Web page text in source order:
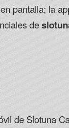
pantalla; la
de
de Slotuna